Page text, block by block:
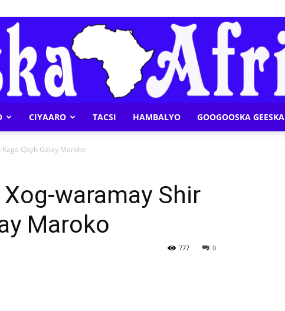
CIYAARO TACSI HAMBALYO GOOGOOSKA GEESKA
Qayb Galay Maroko
waramay Shir
Maroko
0
777